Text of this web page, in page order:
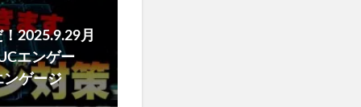
2025.9.29月
エンゲー
ゲージ